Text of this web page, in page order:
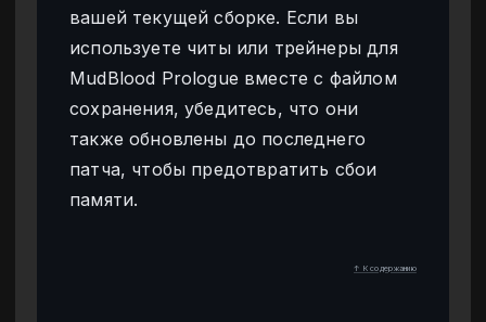
вашей текущей сборке. Если вы
используете читы или трейнеры для
MudBlood Prologue вместе с файлом
сохранения, убедитесь, что они
также обновлены до последнего
патча, чтобы предотвратить сбои
памяти.
↑ К содержанию